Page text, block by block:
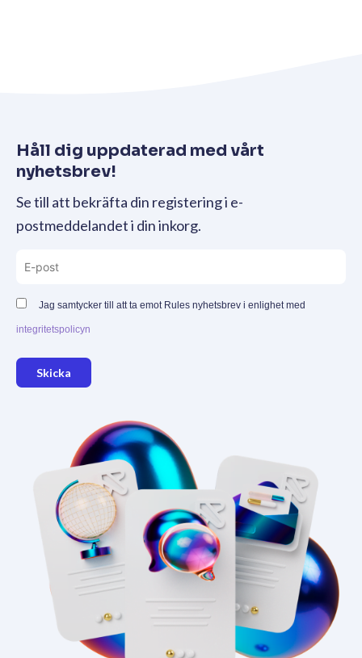
Håll dig uppdaterad med vårt
nyhetsbrev!
Se till att bekräfta din registering i e-
postmeddelandet i din inkorg.
Jag samtycker till att ta emot Rules nyhetsbrev i enlighet med
integritetspolicyn
Skicka